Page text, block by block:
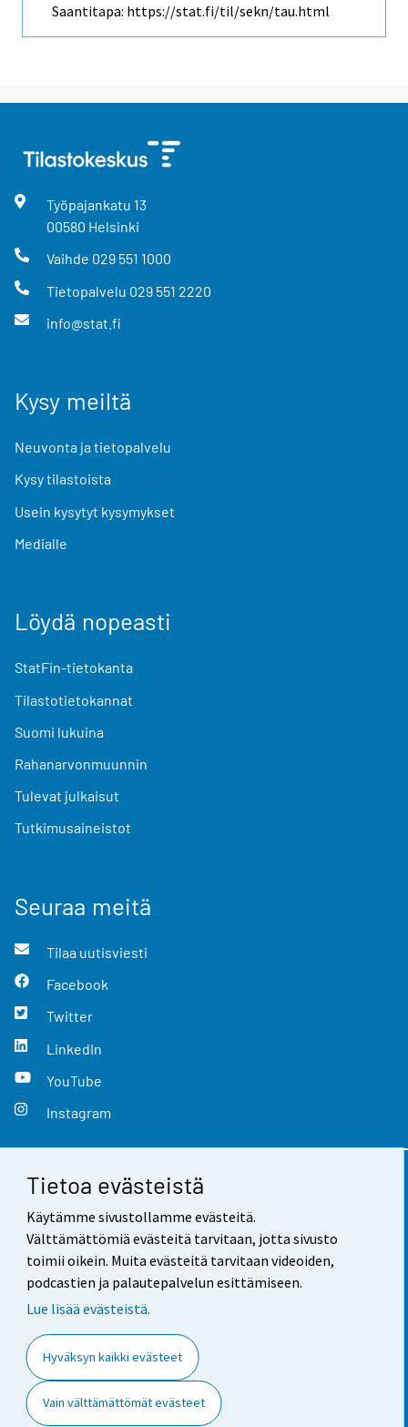
Tietoa evästeistä
Käytämme sivustollamme evästeitä.
Välttämättömiä evästeitä tarvitaan, jotta sivusto
toimii oikein. Muita evästeitä tarvitaan videoiden,
podcastien ja palautepalvelun esittämiseen.
Lue lisää evästeistä.
Hyväksyn kaikki evästeet
Vain välttämättömät evästeet
Saantitapa: https://stat.fi/til/sekn/tau.html
Työpajankatu 13
00580 Helsinki
Vaihde 029 551 1000
Tietopalvelu 029 551 2220
info@stat.fi
Kysy meiltä
Neuvonta ja tietopalvelu
Kysy tilastoista
Usein kysytyt kysymykset
Medialle
Löydä nopeasti
StatFin-tietokanta
Tilastotietokannat
Suomi lukuina
Rahanarvonmuunnin
Tulevat julkaisut
Tutkimusaineistot
Seuraa meitä
Tilaa uutisviesti
Facebook
Twitter
LinkedIn
YouTube
Instagram
Yhteystiedot
Palaute
Käyttöehdot
Saavutettavuus
Tietoa sivustosta
Evästeasetukset